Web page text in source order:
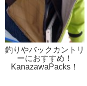
釣りやバックカントリ
ーにおすすめ！
KanazawaPacks！